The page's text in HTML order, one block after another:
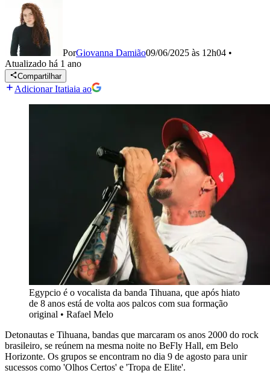
PorGiovanna Damião09/06/2025 às 12h04 •
Atualizado há 1 ano
Compartilhar
Adicionar Itatiaia ao
Egypcio é o vocalista da banda Tihuana, que após hiato
de 8 anos está de volta aos palcos com sua formação
original • Rafael Melo
Detonautas e Tihuana, bandas que marcaram os anos 2000 do rock
brasileiro, se reúnem na mesma noite no BeFly Hall, em Belo
Horizonte. Os grupos se encontram no dia 9 de agosto para unir
sucessos como 'Olhos Certos' e 'Tropa de Elite'.